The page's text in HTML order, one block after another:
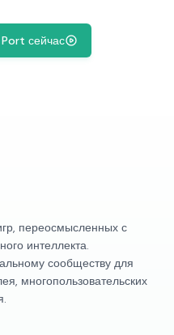
сейчас
переосмысленных с
интеллекта.
сообществу для
многопользовательских